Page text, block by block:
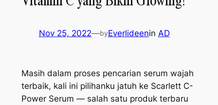
Nov 25, 2022—byEverlideenin AD
Masih dalam proses pencarian serum wajah
terbaik, kali ini pilihanku jatuh ke Scarlett C-
Power Serum — salah satu produk terbaru